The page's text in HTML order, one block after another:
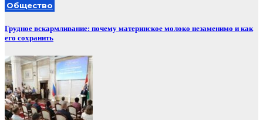
Общество
Грудное вскармливание: почему материнское молоко незаменимо и как
его сохранить